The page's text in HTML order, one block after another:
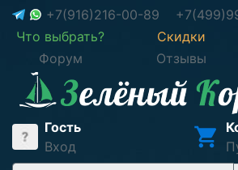
+7(916)216-00-89
Что выбрать?
Скидки
Форум
Отзывы
Гость
Вход